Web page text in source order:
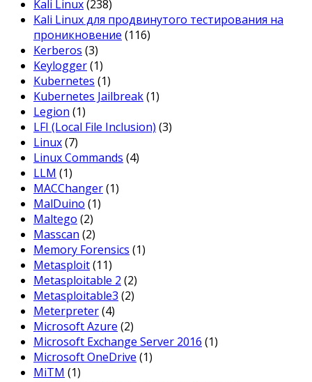
Kali Linux(238)
Kali Linux для продвинутого тестирования на
проникновение (116)
Kerberos (3)
Keylogger(1)
Kubernetes (1)
Kubernetes Jailbreak(1)
Legion (1)
LFI (Local File Inclusion) (3)
Linux(7)
Linux Commands (4)
LLM (1)
MACChanger(1)
MalDuino (1)
Maltego (2)
Masscan (2)
Memory Forensics (1)
Metasploit(11)
Metasploitable 2 (2)
Metasploitable3 (2)
Meterpreter(4)
Microsoft Azure (2)
Microsoft Exchange Server 2016 (1)
Microsoft OneDrive (1)
MiTM (1)